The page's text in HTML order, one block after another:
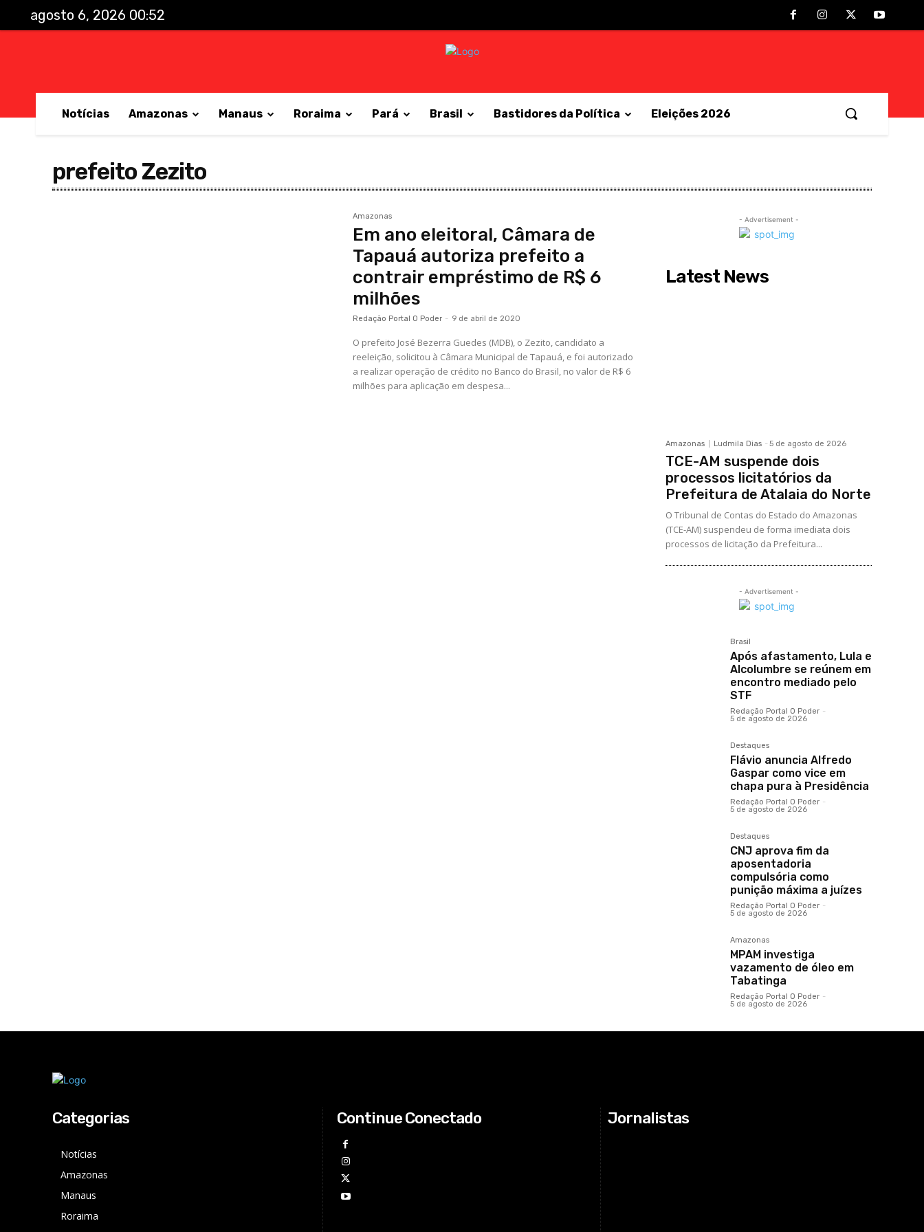
agosto 6, 2026 00:52
Notícias Amazonas Manaus Roraima Pará Brasil Bastidores da Política Eleições 2026
prefeito Zezito
Amazonas
Em ano eleitoral, Câmara de
Tapauá autoriza prefeito a
contrair empréstimo de R$ 6
milhões
Redação Portal O Poder - 9 de abril de 2020
O prefeito José Bezerra Guedes (MDB), o Zezito, candidato a
reeleição, solicitou à Câmara Municipal de Tapauá, e foi autorizado
a realizar operação de crédito no Banco do Brasil, no valor de R$ 6
milhões para aplicação em despesa...
- Advertisement -
Latest News
Amazonas Ludmila Dias - 5 de agosto de 2026
TCE-AM suspende dois
processos licitatórios da
Prefeitura de Atalaia do Norte
O Tribunal de Contas do Estado do Amazonas
(TCE-AM) suspendeu de forma imediata dois
processos de licitação da Prefeitura...
- Advertisement -
Brasil
Após afastamento, Lula e
Alcolumbre se reúnem em
encontro mediado pelo
STF
Redação Portal O Poder -
5 de agosto de 2026
Destaques
Flávio anuncia Alfredo
Gaspar como vice em
chapa pura à Presidência
Redação Portal O Poder -
5 de agosto de 2026
Destaques
CNJ aprova fim da
aposentadoria
compulsória como
punição máxima a juízes
Redação Portal O Poder -
5 de agosto de 2026
Amazonas
MPAM investiga
vazamento de óleo em
Tabatinga
Redação Portal O Poder -
5 de agosto de 2026
Categorias
Notícias
Amazonas
Manaus
Roraima
Continue Conectado Jornalistas